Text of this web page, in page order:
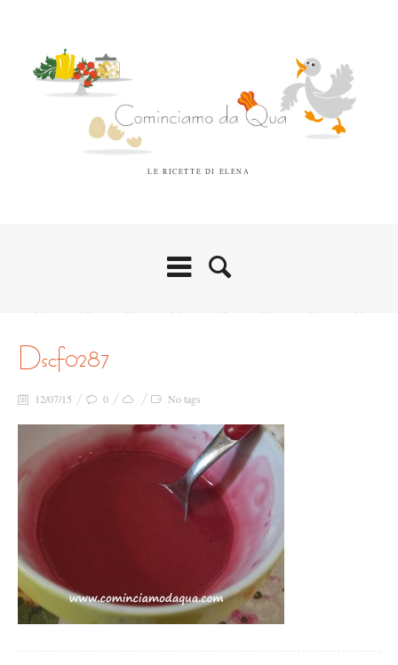
LE RICETTE DI ELENA
dscf0287
12/07/15 0 No tags